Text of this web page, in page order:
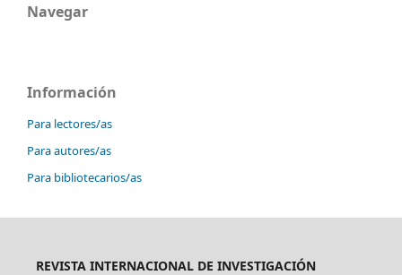
Navegar
Información
Para lectores/as
Para autores/as
Para bibliotecarios/as
REVISTA INTERNACIONAL DE INVESTIGACIÓN